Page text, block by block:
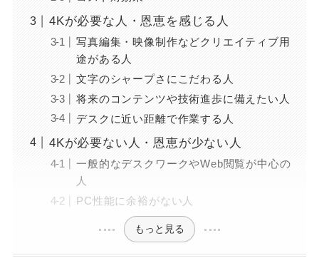
4Kが必要な人・恩恵を感じる人
写真編集・映像制作などクリエイティブ用
途がある人
文字のシャープさにこだわる人
将来のコンテンツや技術進歩に備えたい人
デスクに近い距離で作業する人
4Kが必要ない人・恩恵が少ない人
一般的なデスクワークやWeb閲覧が中心の
人
PC性能に余裕がない人
もっと見る